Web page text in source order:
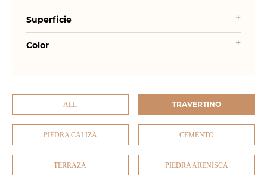
Superficie
Color
ALL TRAVERTINO
PIEDRA CALIZA CEMENTO
TERRAZA PIEDRA ARENISCA